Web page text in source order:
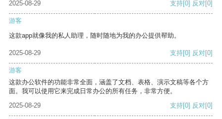
2025-08-29
支持[0] 反对[0]
游客
这款app就像我的私人助理，随时随地为我的办公提供帮助。
2025-08-29 支持[0] 反对[0]
游客
这款办公软件的功能非常全面，涵盖了文档、表格、演示文稿等各个方
面。我可以使用它来完成日常办公的所有任务，非常方便。
2025-08-29
支持[0] 反对[0]